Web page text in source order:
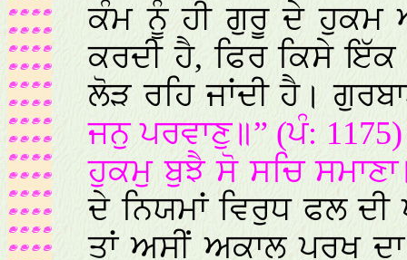
ਕੰਮ ਨੂੰ ਹੀ ਗੁਰੂ ਦੇ ਹੁਕਮ
ਕਰਦੀ ਹੈ, ਫਿਰ ਕਿਸੇ
ਲੋੜ ਰਹਿ ਜਾਂਦੀ ਹੈ।
ਜਨੁ ਪਰਵਾਣੁ॥” (ਪੰ:
ਹੁਕਮੁ ਬੁਝੈ ਸੋ ਸਚਿ
ਦੇ ਨਿਯਮਾਂ ਵਿਰੁਧ ਫਲ
ਤਾਂ ਅਸੀਂ ਅਕਾਲ ਪੁਰਖ